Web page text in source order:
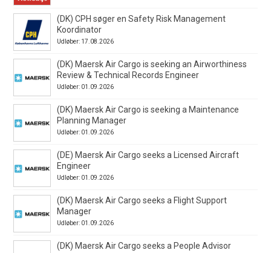
(DK) CPH søger en Safety Risk Management
Koordinator
Udløber: 17.08.2026
(DK) Maersk Air Cargo is seeking an Airworthiness
Review & Technical Records Engineer
Udløber: 01.09.2026
(DK) Maersk Air Cargo is seeking a Maintenance
Planning Manager
Udløber: 01.09.2026
(DE) Maersk Air Cargo seeks a Licensed Aircraft
Engineer
Udløber: 01.09.2026
(DK) Maersk Air Cargo seeks a Flight Support
Manager
Udløber: 01.09.2026
(DK) Maersk Air Cargo seeks a People Advisor